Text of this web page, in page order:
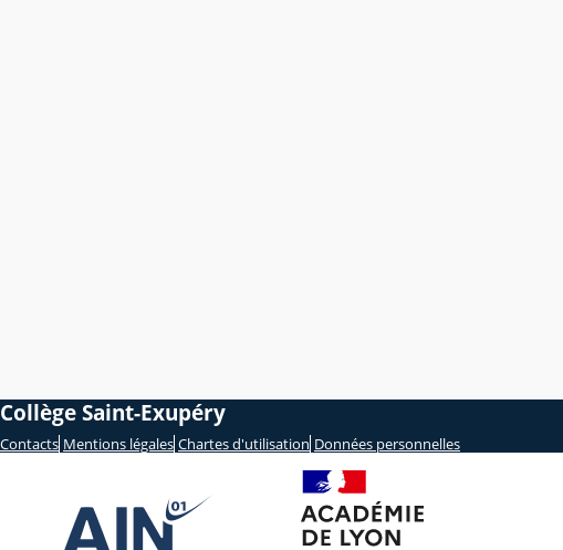
Collège Saint-Exupéry
Contacts Mentions légales Chartes d'utilisation Données personnelles